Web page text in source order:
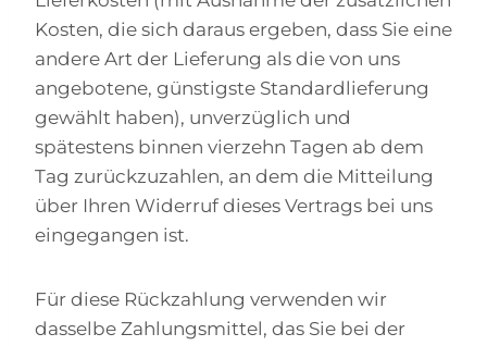
Kosten, die sich daraus ergeben, dass Sie eine
andere Art der Lieferung als die von uns
angebotene, günstigste Standardlieferung
gewählt haben), unverzüglich und
spätestens binnen vierzehn Tagen ab dem
Tag zurückzuzahlen, an dem die Mitteilung
über Ihren Widerruf dieses Vertrags bei uns
eingegangen ist.
Für diese Rückzahlung verwenden wir
dasselbe Zahlungsmittel, das Sie bei der